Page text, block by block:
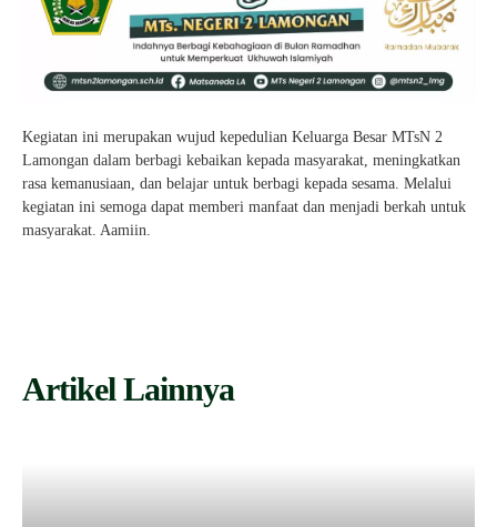
Kegiatan ini merupakan wujud kepedulian Keluarga Besar MTsN 2
Lamongan dalam berbagi kebaikan kepada masyarakat, meningkatkan
rasa kemanusiaan, dan belajar untuk berbagi kepada sesama. Melalui
kegiatan ini semoga dapat memberi manfaat dan menjadi berkah untuk
masyarakat. Aamiin.
Artikel Lainnya